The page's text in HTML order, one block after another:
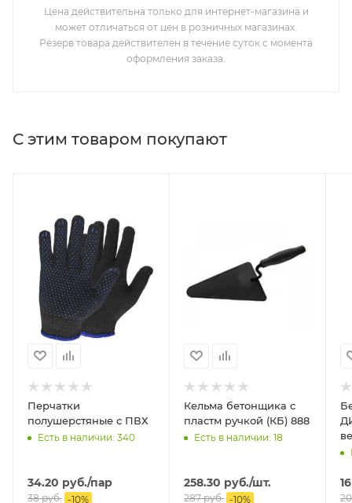
Цена действительна только для интернет-магазина и
может отличаться от цен в розничных магазинах.
Резерв товара действителен в течение суток с момента
оформления заказа.
С этим товаром покупают
Перчатки
полушерстяные с ПВХ
Есть в наличии: 340
34.20 руб./пар
38руб. -10%
Кельма бетонщика с
пластм ручкой (КБ) 888
Есть в наличии: 18
258.30 руб./шт.
287руб. -10%